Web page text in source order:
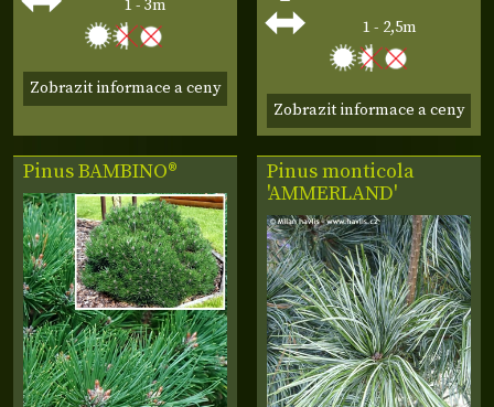
1 - 3m
Zobrazit informace a ceny
1 - 2,5m
Zobrazit informace a ceny
PinusBAMBINO®
Pinus monticola
'AMMERLAND'